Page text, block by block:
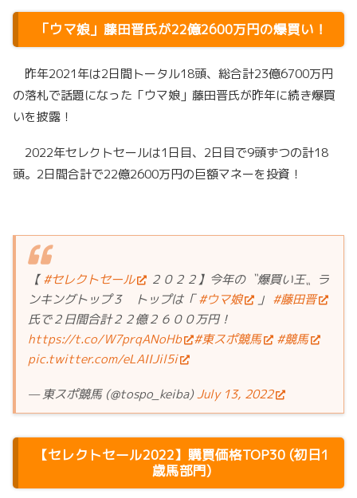
「ウマ娘」藤田晋氏が22億2600万円の爆買い！
昨年2021年は2日間トータル18頭、総合計23億6700万円
の落札で話題になった「ウマ娘」藤田晋氏が昨年に続き爆買
いを披露！
2022年セレクトセールは1日目、2日目で9頭ずつの計18
頭。2日間合計で22億2600万円の巨額マネーを投資！
【#セレクトセール
２０２２】今年の〝爆買い王〟ラ
ンキングトップ３ トップは「#ウマ娘 」 #藤田晋
氏で２日間合計２２億２６００万円！
https://t.co/W7prqANoHb
#東スポ競馬
#競馬
pic.twitter.com/eLAIIJil5i
— 東スポ競馬 (@tospo_keiba)July 13, 2022
【セレクトセール2022】購買価格TOP30 (初日1
歳馬部門)